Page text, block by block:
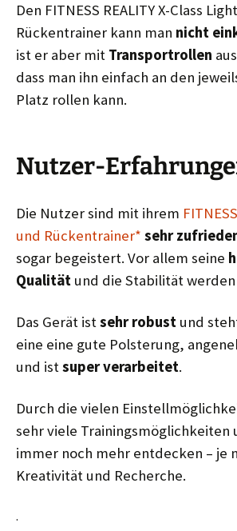
Den FITNESS REALITY X-Class
Rückentrainer kann man nicht
ist er aber mit Transportrollen
dass man ihn einfach an den
Platz rollen kann.
Nutzer-
Die Nutzer sind mit ihrem
und Rückentrainer* sehr
sogar begeistert. Vor allem seine
Qualität und die Stabilität
Das Gerät istsehr robust und
eine eine gute Polsterung,
und istsuper verarbeitet.
Durch die vielen
sehr viele Trainingsmöglichkeiten
immer noch mehr entdecken – je
Kreativität und Recherche.
.